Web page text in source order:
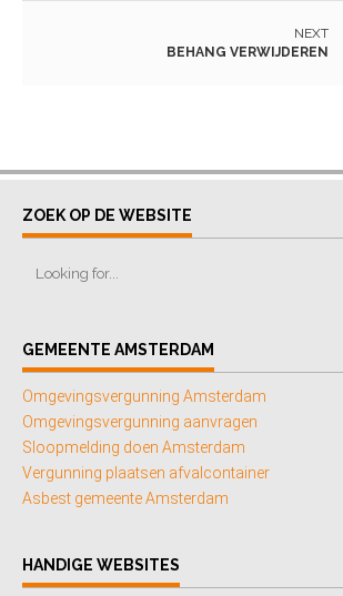
NEXT
BEHANG VERWIJDEREN
ZOEK OP DE WEBSITE
GEMEENTE AMSTERDAM
Omgevingsvergunning Amsterdam
Omgevingsvergunning aanvragen
Sloopmelding doen Amsterdam
Vergunning plaatsen afvalcontainer
Asbest gemeente Amsterdam
HANDIGE WEBSITES